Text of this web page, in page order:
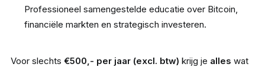
Professioneel samengestelde educatie over Bitcoin,
financiële markten en strategisch investeren.
Voor slechts €500,- per jaar (excl. btw) krijg je alles wat